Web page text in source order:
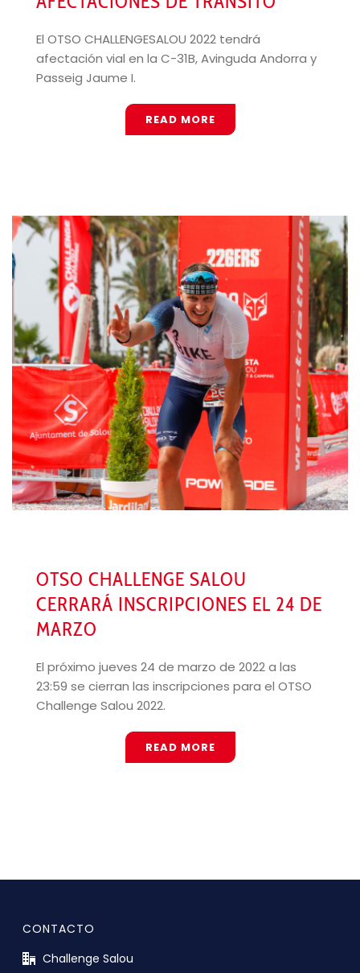
El OTSO CHALLENGESALOU 2022 tendrá
afectación vial en la C-31B, Avinguda Andorra y
Passeig Jaume I.
READ MORE
OTSO CHALLENGE SALOU
CERRARÁ INSCRIPCIONES EL 24 DE
MARZO
El próximo jueves 24 de marzo de 2022 a las
23:59 se cierran las inscripciones para el OTSO
Challenge Salou 2022.
READ MORE
CONTACTO
Challenge Salou